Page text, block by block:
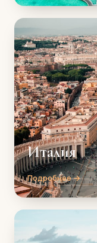
Италия
Подробнее →